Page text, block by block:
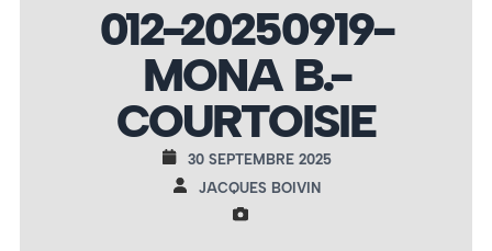
012-20250919-
MONA B.-
COURTOISIE
30 SEPTEMBRE 2025
JACQUES BOIVIN